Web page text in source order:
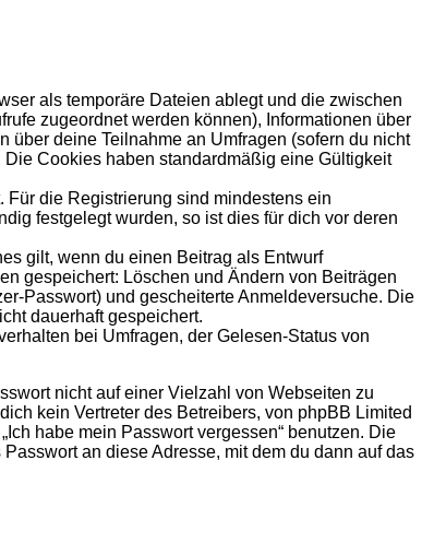
als temporäre Dateien ablegt und die zwischen
zugeordnet werden können), Informationen über
deine Teilnahme an Umfragen (sofern du nicht
Cookies haben standardmäßig eine Gültigkeit
die Registrierung sind mindestens ein
festgelegt wurden, so ist dies für dich vor deren
gilt, wenn du einen Beitrag als Entwurf
gespeichert: Löschen und Ändern von Beiträgen
Passwort) und gescheiterte Anmeldeversuche. Die
dauerhaft gespeichert.
bei Umfragen, der Gelesen-Status von
nicht auf einer Vielzahl von Webseiten zu
kein Vertreter des Betreibers, von phpBB Limited
habe mein Passwort vergessen“ benutzen. Die
an diese Adresse, mit dem du dann auf das